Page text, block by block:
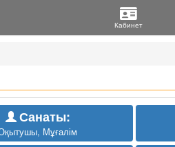
Санаты:
Мұғалім